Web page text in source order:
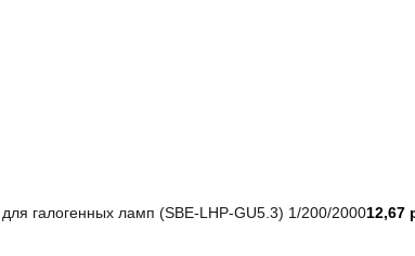
галогенных ламп (SBE-LHP-GU5.3) 1/200/200012,67